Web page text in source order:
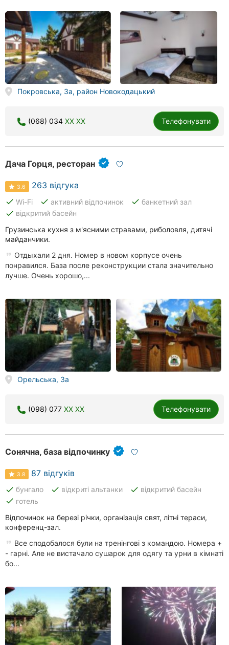
Покровська, 3а, район Новокодацький
(068) 034 XX XX Телефонувати
Дача Горця, ресторан
3.6 263 відгука
done Wi-Fi done активний відпочинок done банкетний зал
done відкритий басейн
Грузинська кухня з м'ясними стравами, риболовля, дитячі
майданчики.
Отдыхали 2 дня. Номер в новом корпусе очень
понравился. База после реконструкции стала значительно
лучше. Очень хорошо,...
Орельська, 3а
(098) 077 XX XX Телефонувати
Сонячна, база відпочинку
3.8 87 відгуків
done бунгало done відкриті альтанки done відкритий басейн
done готель
Відпочинок на березі річки, організація свят, літні тераси,
конференц-зал.
Все сподобалося були на тренінгові з командою. Номера +
- гарні. Але не вистачало сушарок для одягу та урни в кімнаті
бо...